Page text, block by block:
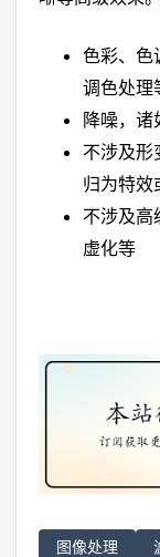
色彩、色
调色处理
降噪，诸
不涉及形
归为特效
不涉及高
虚化等
图像处理